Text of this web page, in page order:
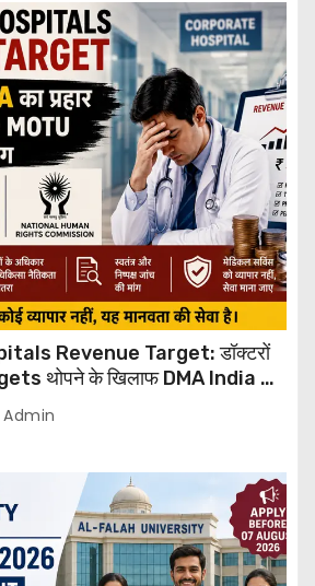
Revenue Target: डॉक्टरों
थोपने के खिलाफ DMA India का
Motu जांच की मांग
Admin